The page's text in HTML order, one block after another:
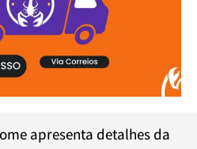
apresenta detalhes da